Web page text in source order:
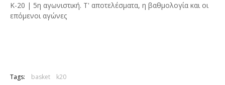
Κ-20 | 5η αγωνιστική. Τ' αποτελέσματα, η βαθμολογία και οι
επόμενοι αγώνες
Tags: basket k20